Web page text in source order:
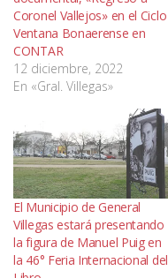
Coronel Vallejos» en el Ciclo
Ventana Bonaerense en
CONTAR
12 diciembre, 2022
En «Gral. Villegas»
El Municipio de General
Villegas estará presentando
la figura de Manuel Puig en
la 46° Feria Internacional del